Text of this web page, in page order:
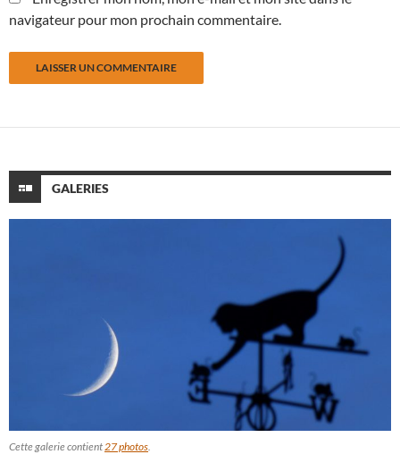
navigateur pour mon prochain commentaire.
GALERIES
Cette galerie contient27 photos.